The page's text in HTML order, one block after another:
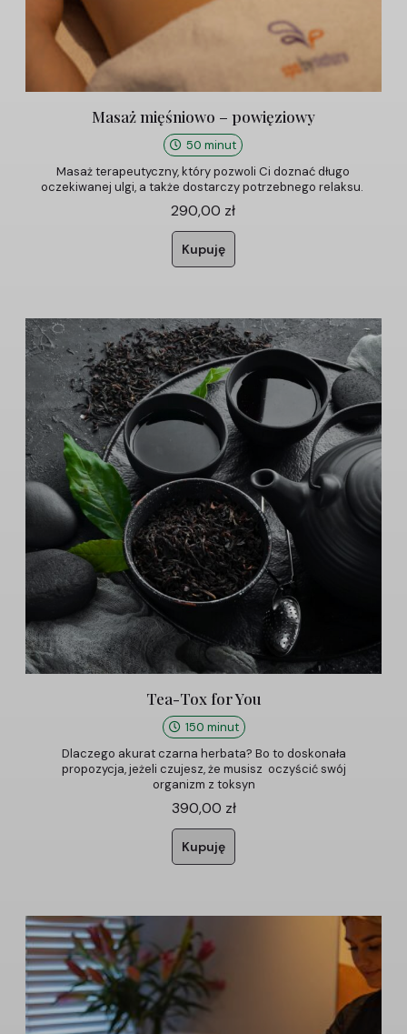
Masaż mięśniowo – powięziowy
50 minut
Masaż terapeutyczny, który pozwoli Ci doznać długo
oczekiwanej ulgi, a także dostarczy potrzebnego relaksu.
290,00 zł
Kupuję
Tea-Tox for You
150 minut
Dlaczego akurat czarna herbata? Bo to doskonała
propozycja, jeżeli czujesz, że musisz oczyścić swój
organizm z toksyn
390,00 zł
Kupuję